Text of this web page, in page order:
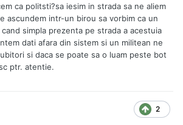
ca politsti?sa iesim in strada sa ne aliem
ascundem intr-un birou sa vorbim ca un
simpla prezenta pe strada a acestuia
dati afara din sistem si un militean ne
si daca se poate sa o luam peste bot
ptr. atentie.
2